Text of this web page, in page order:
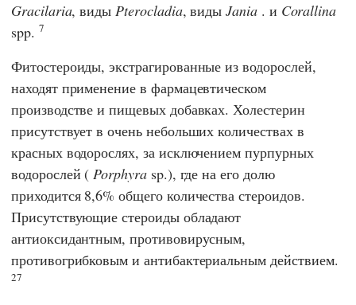
Gracilaria, видыPterocladia, видыJania. и Corallina
spp. 7
Фитостероиды, экстрагированные из водорослей,
находят применение в фармацевтическом
производстве и пищевых добавках. Холестерин
присутствует в очень небольших количествах в
красных водорослях, за исключением пурпурных
водорослей (Porphyrasp.), где на его долю
приходится 8,6% общего количества стероидов.
Присутствующие стероиды обладают
антиоксидантным, противовирусным,
противогрибковым и антибактериальным действием.
27